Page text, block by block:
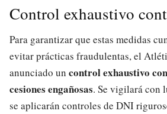
Control exhaustivo
Para garantizar que estas medidas
evitar prácticas fraudulentas, el
anunciado un control exhaustivo
cesiones engañosas. Se vigilará con
se aplicarán controles de DNI